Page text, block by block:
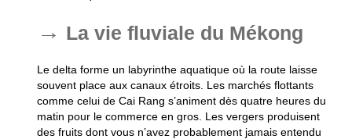
La vie fluviale du Mékong
Le delta forme un labyrinthe aquatique où la route laisse
souvent place aux canaux étroits. Les marchés flottants
comme celui de Cai Rang s’animent dès quatre heures du
matin pour le commerce en gros. Les vergers produisent
des fruits dont vous n’avez probablement jamais entendu